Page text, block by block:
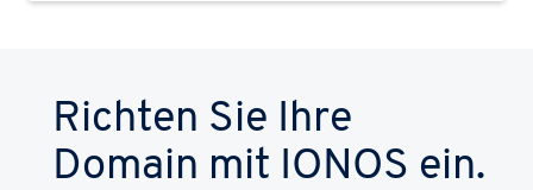
Richten Sie Ihre
Domain mit IONOS ein.